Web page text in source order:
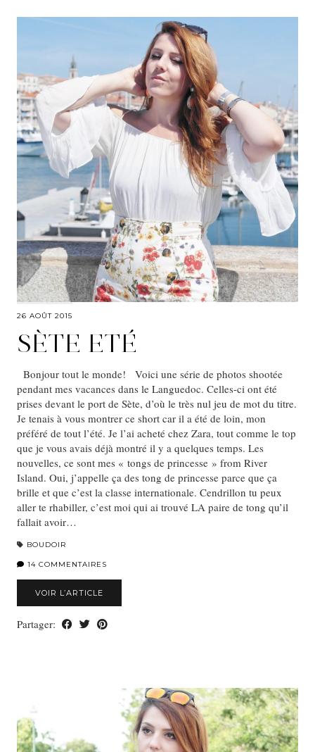
26 AOÛT 2015
SÈTE ETÉ
Bonjour tout le monde! Voici une série de photos shootée
pendant mes vacances dans le Languedoc. Celles-ci ont été
prises devant le port de Sète, d’où le très nul jeu de mot du titre.
Je tenais à vous montrer ce short car il a été de loin, mon
préféré de tout l’été. Je l’ai acheté chez Zara, tout comme le top
que je vous avais déjà montré il y a quelques temps. Les
nouvelles, ce sont mes « tongs de princesse » from River
Island. Oui, j’appelle ça des tong de princesse parce que ça
brille et que c’est la classe internationale. Cendrillon tu peux
aller te rhabiller, c’est moi qui ai trouvé LA paire de tong qu’il
fallait avoir…
BOUDOIR
14 COMMENTAIRES
VOIR L’ARTICLE
Partager: